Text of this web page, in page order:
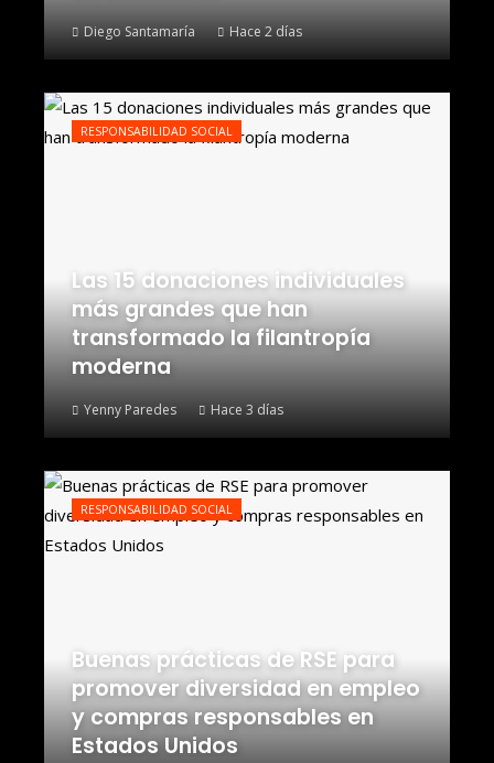
Diego Santamaría Hace 2 días
RESPONSABILIDAD SOCIAL
Las 15 donaciones individuales
más grandes que han
transformado la filantropía
moderna
Yenny Paredes Hace 3 días
RESPONSABILIDAD SOCIAL
Buenas prácticas de RSE para
promover diversidad en empleo
y compras responsables en
Estados Unidos